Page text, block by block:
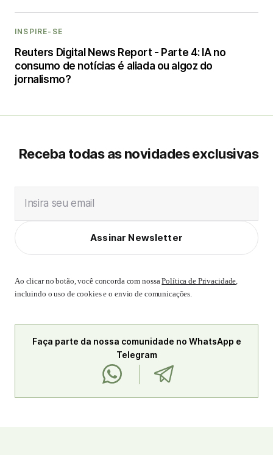
INSPIRE-SE
Reuters Digital News Report - Parte 4: IA no
consumo de notícias é aliada ou algoz do
jornalismo?
Receba todas as novidades exclusivas
Insira seu email
Assinar Newsletter
Ao clicar no botão, você concorda com nossaPolítica de Privacidade,
incluindo o uso de cookies e o envio de comunicações.
Faça parte da nossa comunidade no WhatsApp e
Telegram